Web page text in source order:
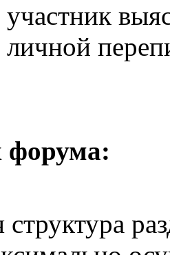
форума: